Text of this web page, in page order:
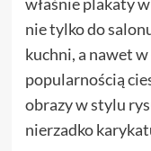
nie tylko do
kuchni, a nawet w
popularnością
obrazy w stylu
nierzadko